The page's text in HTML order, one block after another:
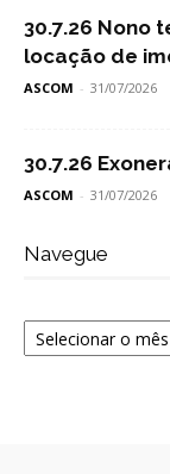
30.7.26 Nono
locação de
ASCOM - 31/07/2026
30.7.26
ASCOM - 31/07/2026
Navegue
Navegue